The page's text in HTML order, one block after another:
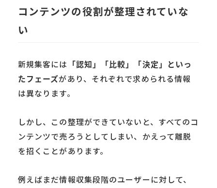
コンテンツの役割が整理されていな
い
新規集客には 「認知」「比較」「決定」といっ
たフェーズがあり、それぞれで求められる情報
は異なります。
しかし、この整理ができていないと、すべてのコ
ンテンツで売ろうとしてしまい、かえって離脱
を招くことがあります。
例えばまだ情報収集段階のユーザーに対して、